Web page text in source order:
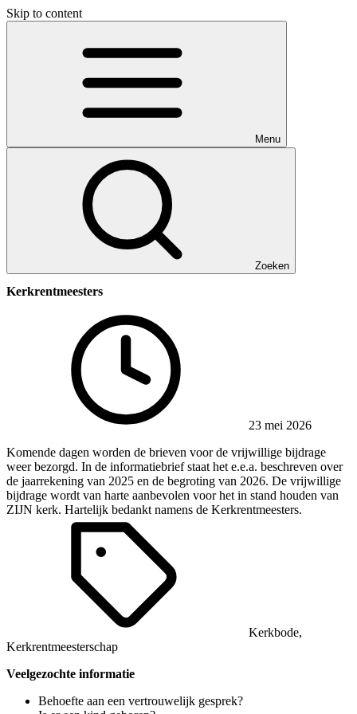
Skip to content
Menu
Zoeken
Kerkrentmeesters
23 mei 2026
Komende dagen worden de brieven voor de vrijwillige bijdrage
weer bezorgd. In de informatiebrief staat het e.e.a. beschreven over
de jaarrekening van 2025 en de begroting van 2026. De vrijwillige
bijdrage wordt van harte aanbevolen voor het in stand houden van
ZIJN kerk. Hartelijk bedankt namens de Kerkrentmeesters.
Kerkbode,
Kerkrentmeesterschap
Veelgezochte informatie
Behoefte aan een vertrouwelijk gesprek?